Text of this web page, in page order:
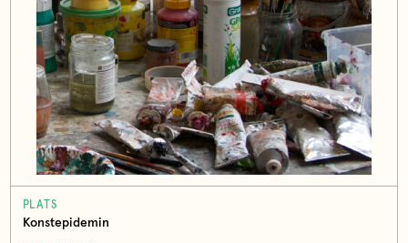
PLATS
Konstepidemin